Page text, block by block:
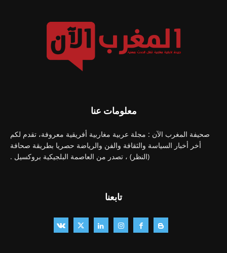
معلومات عنا
صحيفة المغرب الآن : مجلة عربية مغاربية أفريقية معروفة، تقدم لكم
أخر أخبار السياسة والثقافة والفن والرياضة حصريا بطريقة صحافة
(النظر) ، تصدر من العاصمة البلجيكية بروكسيل .
تابعنا